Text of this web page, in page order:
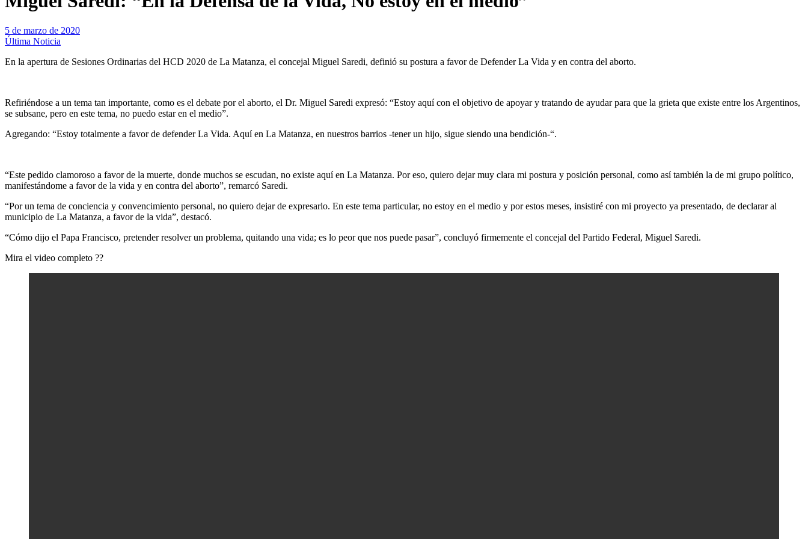
5 de marzo de 2020
Última Noticia
En la apertura de Sesiones Ordinarias del HCD 2020 de La Matanza, el concejal Miguel Saredi, definió su postura a favor de Defender La Vida y en contra del aborto.
Refiriéndose a un tema tan importante, como es el debate por el aborto, el Dr. Miguel Saredi expresó: “Estoy aquí con el objetivo de apoyar y tratando de ayudar para que la grieta que existe entre los Argentinos,
se subsane, pero en este tema, no puedo estar en el medio”.
Agregando: “Estoy totalmente a favor de defender La Vida. Aquí en La Matanza, en nuestros barrios -tener un hijo, sigue siendo una bendición-“.
“Este pedido clamoroso a favor de la muerte, donde muchos se escudan, no existe aquí en La Matanza. Por eso, quiero dejar muy clara mi postura y posición personal, como así también la de mi grupo político,
manifestándome a favor de la vida y en contra del aborto”, remarcó Saredi.
“Por un tema de conciencia y convencimiento personal, no quiero dejar de expresarlo. En este tema particular, no estoy en el medio y por estos meses, insistiré con mi proyecto ya presentado, de declarar al
municipio de La Matanza, a favor de la vida”, destacó.
“Cómo dijo el Papa Francisco, pretender resolver un problema, quitando una vida; es lo peor que nos puede pasar”, concluyó firmemente el concejal del Partido Federal, Miguel Saredi.
Mira el video completo ??